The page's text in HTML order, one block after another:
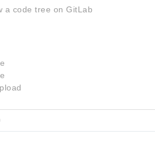
a code tree on GitLab